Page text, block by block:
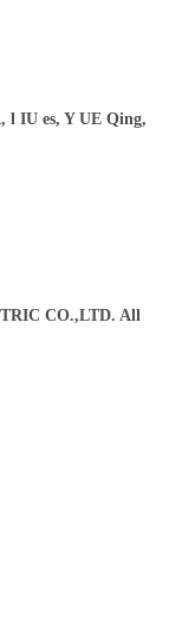
l IU es, Y UE Qing,
CO.,LTD. All